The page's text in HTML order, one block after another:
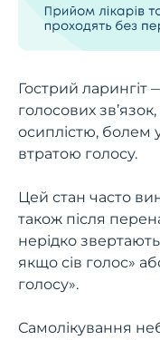
Гострий ларингіт
голосових
осиплістю, болем
втратою голосу.
Цей стан часто
також після
нерідко
якщо сів голос»
голосу».
Самолікування